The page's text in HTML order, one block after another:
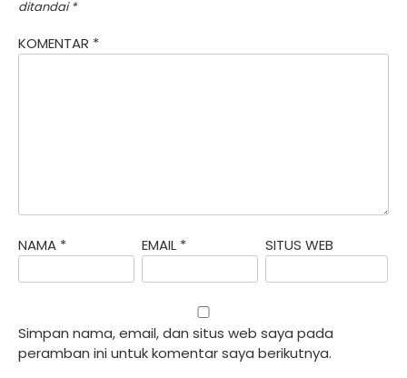
ditandai*
KOMENTAR *
NAMA * EMAIL * SITUS WEB
Simpan nama, email, dan situs web saya pada
peramban ini untuk komentar saya berikutnya.